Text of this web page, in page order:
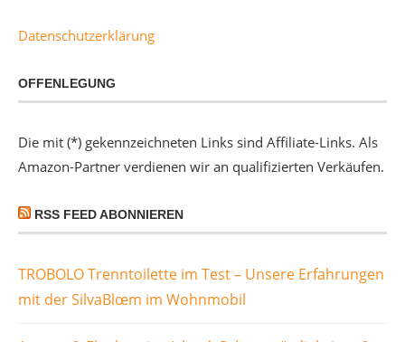
Datenschutzerklärung
OFFENLEGUNG
Die mit (*) gekennzeichneten Links sind Affiliate-Links. Als
Amazon-Partner verdienen wir an qualifizierten Verkäufen.
RSS FEED ABONNIEREN
TROBOLO Trenntoilette im Test – Unsere Erfahrungen
mit der SilvaBlœm im Wohnmobil